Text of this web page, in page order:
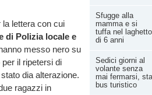
Sfugge alla
mamma e si
tuffa nel
di 6 anni
Sedici giorni al
volante senza
mai fermarsi,
bus turistico
la lettera con cui
di Polizia locale e
messo nero su
il ripetersi di
dia alterazione.
ragazzi in